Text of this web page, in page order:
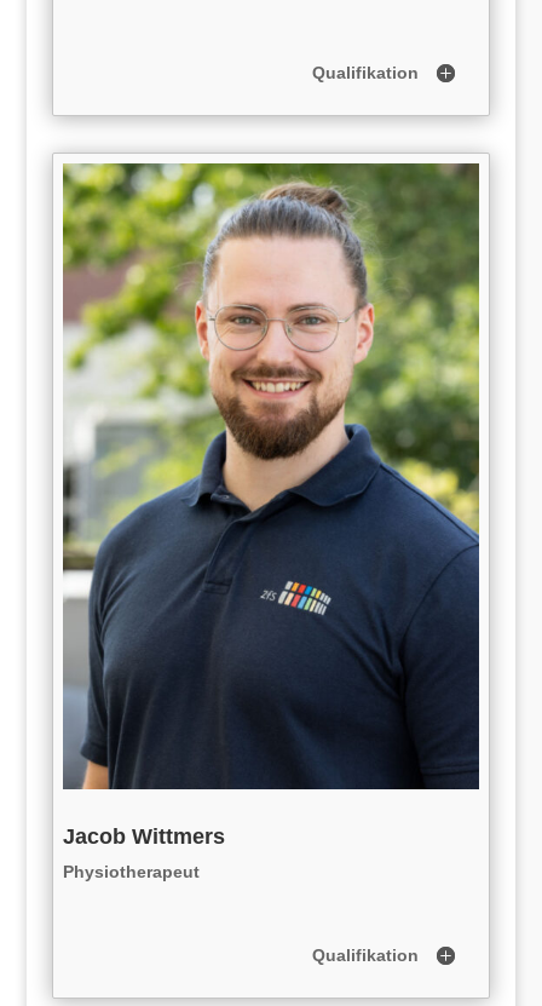
Qualifikation
Jacob Wittmers
Physiotherapeut
Qualifikation